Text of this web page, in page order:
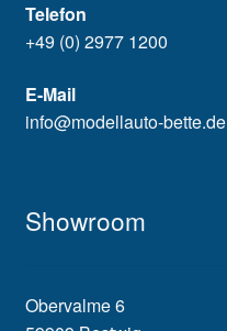
Telefon
+49 (0) 2977 1200
E-Mail
info@modellauto-bette.de
Showroom
Obervalme 6